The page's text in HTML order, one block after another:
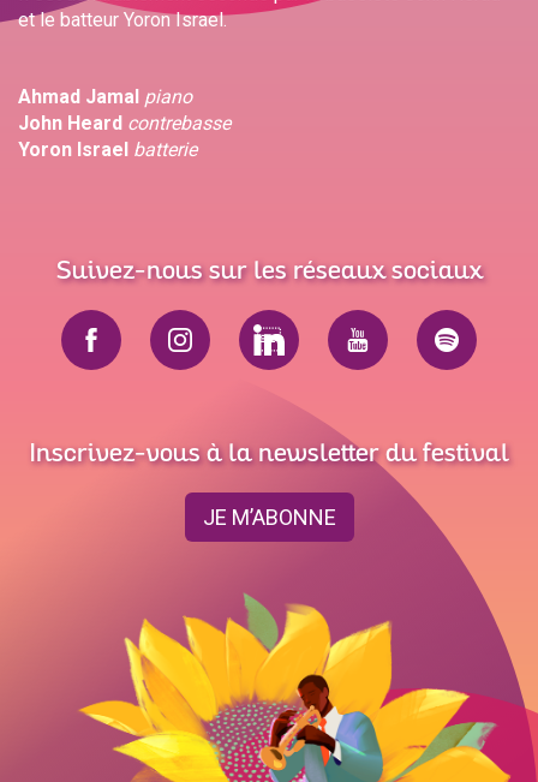
et le batteur Yoron Israel.
Ahmad Jamal piano
John Heard contrebasse
Yoron Israel batterie
Suivez-nous sur les réseaux sociaux
Inscrivez-vous à la newsletter du festival
JE M’ABONNE